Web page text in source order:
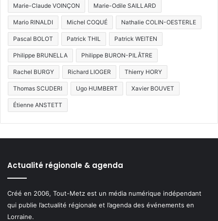
Marie-Claude VOINÇON Marie-Odile SAILLARD
Mario RINALDI Michel COQUÉ Nathalie COLIN-OESTERLE
Pascal BOLOT Patrick THIL Patrick WEITEN
Philippe BRUNELLA Philippe BURON-PILÂTRE
Rachel BURGY Richard LIOGER Thierry HORY
Thomas SCUDERI Ugo HUMBERT Xavier BOUVET
Étienne ANSTETT
Actualité régionale & agenda
Créé en 2006, Tout-Metz est un média numérique indépendant
qui publie l’actualité régionale et l’agenda des événements en
Lorraine.